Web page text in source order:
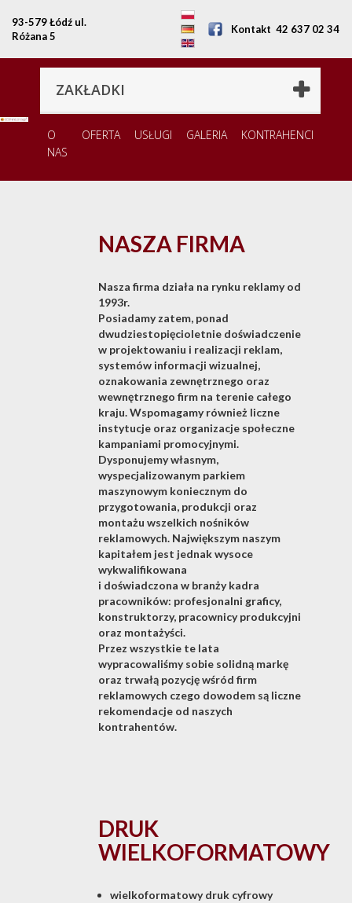
93-579 Łódź ul.
Różana 5
Kontakt 42 637 02 34
ZAKŁADKI
O
NAS
OFERTA USŁUGI GALERIA KONTRAHENCI
NASZA FIRMA
Nasza firma działa na rynku reklamy od
1993r.
Posiadamy zatem, ponad
dwudziestopięcioletnie doświadczenie
w projektowaniu i realizacji reklam,
systemów informacji wizualnej,
oznakowania zewnętrznego oraz
wewnętrznego firm na terenie całego
kraju. Wspomagamy również liczne
instytucje oraz organizacje społeczne
kampaniami promocyjnymi.
Dysponujemy własnym,
wyspecjalizowanym parkiem
maszynowym koniecznym do
przygotowania, produkcji oraz
montażu wszelkich nośników
reklamowych. Największym naszym
kapitałem jest jednak wysoce
wykwalifikowana
i doświadczona w branży kadra
pracowników: profesjonalni graficy,
konstruktorzy, pracownicy produkcyjni
oraz montażyści.
Przez wszystkie te lata
wypracowaliśmy sobie solidną markę
oraz trwałą pozycję wśród firm
reklamowych czego dowodem są liczne
rekomendacje od naszych
kontrahentów.
DRUK
WIELKOFORMATOWY
wielkoformatowy druk cyfrowy